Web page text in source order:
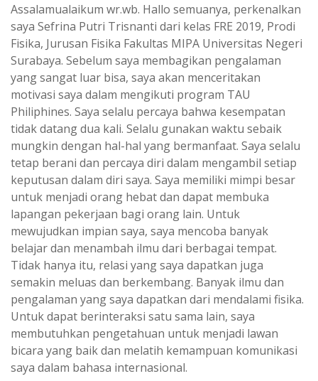
Assalamualaikum wr.wb. Hallo semuanya, perkenalkan
saya Sefrina Putri Trisnanti dari kelas FRE 2019, Prodi
Fisika, Jurusan Fisika Fakultas MIPA Universitas Negeri
Surabaya. Sebelum saya membagikan pengalaman
yang sangat luar bisa, saya akan menceritakan
motivasi saya dalam mengikuti program TAU
Philiphines. Saya selalu percaya bahwa kesempatan
tidak datang dua kali. Selalu gunakan waktu sebaik
mungkin dengan hal-hal yang bermanfaat. Saya selalu
tetap berani dan percaya diri dalam mengambil setiap
keputusan dalam diri saya. Saya memiliki mimpi besar
untuk menjadi orang hebat dan dapat membuka
lapangan pekerjaan bagi orang lain. Untuk
mewujudkan impian saya, saya mencoba banyak
belajar dan menambah ilmu dari berbagai tempat.
Tidak hanya itu, relasi yang saya dapatkan juga
semakin meluas dan berkembang. Banyak ilmu dan
pengalaman yang saya dapatkan dari mendalami fisika.
Untuk dapat berinteraksi satu sama lain, saya
membutuhkan pengetahuan untuk menjadi lawan
bicara yang baik dan melatih kemampuan komunikasi
saya dalam bahasa internasional.